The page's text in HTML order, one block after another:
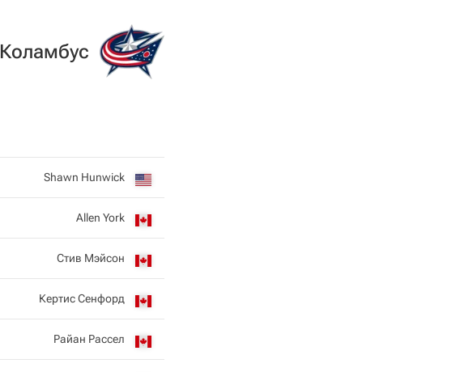
Коламбус
Shawn Hunwick
Allen York
Стив Мэйсон
Кертис Сенфорд
Райан Рассел